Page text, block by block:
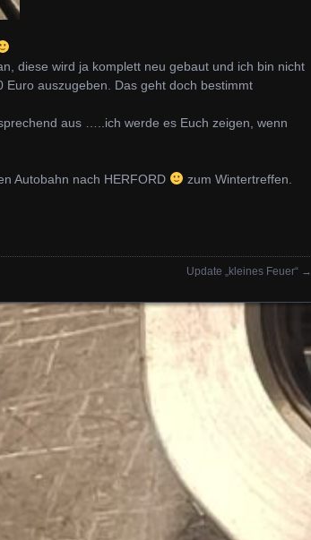
diese wird ja komplett neu gebaut und ich bin nicht
auszugeben. Das geht doch bestimmt
aus …..ich werde es Euch zeigen, wenn
Autobahn nach HERFORD zum Wintertreffen.
Update „kleines Feuer“ →